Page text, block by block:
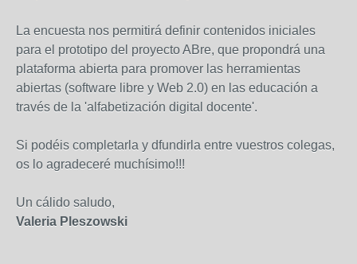
La encuesta nos permitirá definir contenidos iniciales
para el prototipo del proyecto ABre, que propondrá una
plataforma abierta para promover las herramientas
abiertas (software libre y Web 2.0) en las educación a
través de la 'alfabetización digital docente'.
Si podéis completarla y dfundirla entre vuestros colegas,
os lo agradeceré muchísimo!!!
Un cálido saludo,
Valeria Pleszowski